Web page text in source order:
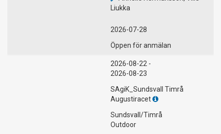
Liukka
2026-07-28
Öppen för anmälan
2026-08-22 -
2026-08-23
SAgiK_Sundsvall Timrå
Augustiracet
Sundsvall/Timrå
Outdoor